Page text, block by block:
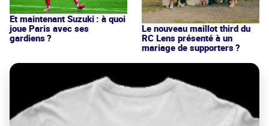
Et maintenant Suzuki : à quoi
joue Paris avec ses
gardiens ?
Le nouveau maillot third du
RC Lens présenté à un
mariage de supporters ?